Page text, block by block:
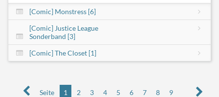
[Comic] Monstress [6]
[Comic] Justice League
Sonderband [3]
[Comic] The Closet [1]
Seite 1 2 3 4 5 6 7 8 9